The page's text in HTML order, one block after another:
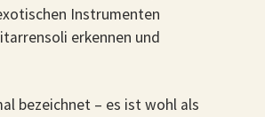
Instrumenten
erkennen und
bezeichnet – es ist wohl als